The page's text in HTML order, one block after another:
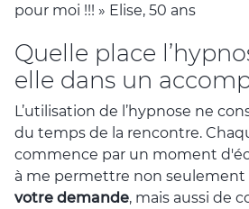
pour moi !!! » Elise, 50 ans
Quelle place
elle dans un
L’utilisation de l’hypnose ne
du temps de la rencontre.
commence par un moment
à me permettre non seulement
votre demande, mais aussi de